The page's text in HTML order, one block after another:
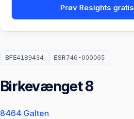
BFE4189434 ESR746-000065
Birkevænget 8
8464 Galten
Prøv Resights gratis